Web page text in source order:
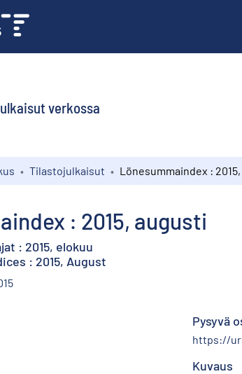
verkossa
Tilastojulkaisut
: 2015, augusti
: 2015, elokuu
: 2015, August
Pysyvä
https://
Kuvaus